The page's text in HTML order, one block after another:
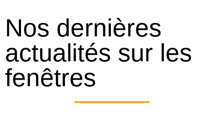
Nos dernières
actualités sur les
fenêtres